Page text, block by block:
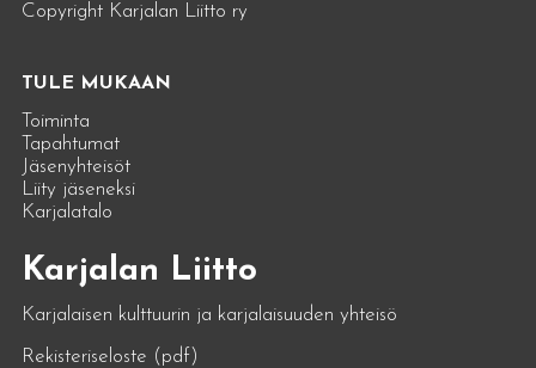
Copyright Karjalan Liitto ry
TULE MUKAAN
Toiminta
Tapahtumat
Jäsenyhteisöt
Liity jäseneksi
Karjalatalo
Karjalan Liitto
Karjalaisen kulttuurin ja karjalaisuuden yhteisö
Rekisteriseloste (pdf)